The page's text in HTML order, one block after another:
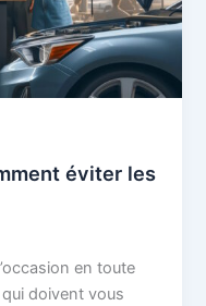
éviter les
en toute
doivent vous